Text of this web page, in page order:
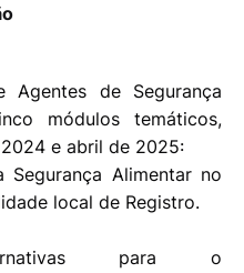
de Segurança
módulos temáticos,
e abril de 2025:
Segurança Alimentar no
local de Registro.
para o